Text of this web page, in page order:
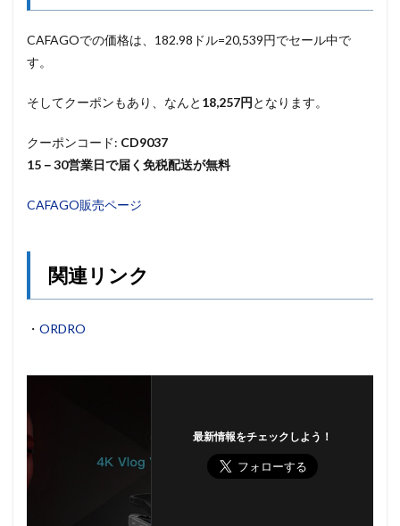
CAFAGOでの価格は、182.98ドル=20,539円でセール中で
す。
そしてクーポンもあり、なんと 18,257円となります。
クーポンコード: CD9037
15－30営業日で届く免税配送が無料
CAFAGO販売ページ
関連リンク
・ ORDRO
最新情報をチェックしよう！